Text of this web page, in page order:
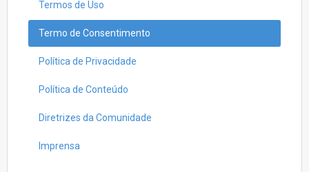
Termos de Uso
Termo de Consentimento
Política de Privacidade
Política de Conteúdo
Diretrizes da Comunidade
Imprensa